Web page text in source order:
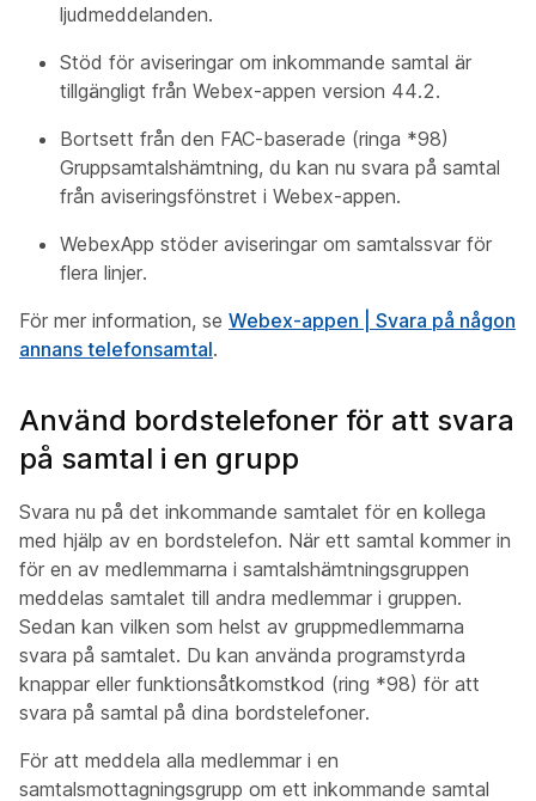
ljudmeddelanden.
Stöd för aviseringar om inkommande samtal är
tillgängligt från Webex-appen version 44.2.
Bortsett från den FAC-baserade (ringa *98)
Gruppsamtalshämtning, du kan nu svara på samtal
från aviseringsfönstret i Webex-appen.
WebexApp stöder aviseringar om samtalssvar för
flera linjer.
För mer information, se Webex-appen | Svara på någon
annans telefonsamtal.
Använd bordstelefoner för att svara
på samtal i en grupp
Svara nu på det inkommande samtalet för en kollega
med hjälp av en bordstelefon. När ett samtal kommer in
för en av medlemmarna i samtalshämtningsgruppen
meddelas samtalet till andra medlemmar i gruppen.
Sedan kan vilken som helst av gruppmedlemmarna
svara på samtalet. Du kan använda programstyrda
knappar eller funktionsåtkomstkod (ring *98) för att
svara på samtal på dina bordstelefoner.
För att meddela alla medlemmar i en
samtalsmottagningsgrupp om ett inkommande samtal